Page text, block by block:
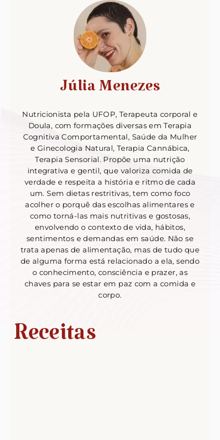
Júlia Menezes
Nutricionista pela UFOP, Terapeuta corporal e
Doula, com formações diversas em Terapia
Cognitiva Comportamental, Saúde da Mulher
e Ginecologia Natural, Terapia Cannábica,
Terapia Sensorial. Propõe uma nutrição
integrativa e gentil, que valoriza comida de
verdade e respeita a história e ritmo de cada
um. Sem dietas restritivas, tem como foco
acolher o porquê das escolhas alimentares e
como torná-las mais nutritivas e gostosas,
envolvendo o contexto de vida, hábitos,
sentimentos e demandas em saúde. Não se
trata apenas de alimentação, mas de tudo que
de alguma forma está relacionado a ela, sendo
o conhecimento, consciência e prazer, as
chaves para se estar em paz com a comida e
corpo.
Receitas